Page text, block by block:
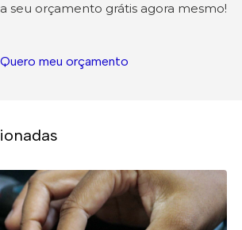
seu orçamento grátis agora mesmo!
Quero meu orçamento